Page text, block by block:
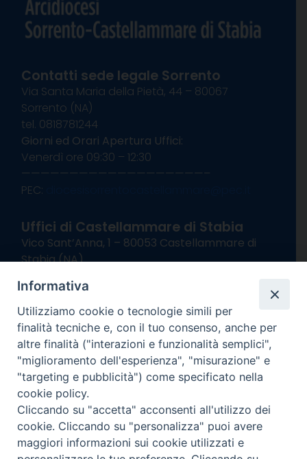
Contatti sede legale Sorrento
Via Santa Maria della Pietà, 44 – 80067
Sorrento (NA)
tel. 0818781244
Giorni ed Orari Apertura Uffici:
Venerdì ore 09:30 – 12:30
———————————————————–
PEC:
Uffici di Castellammare di Stabia
Vico Sant’Anna, 1 – 80053 Castellammare di
Stabia (NA)
Giorni ed Orari Apertura Uffici:
Lunedì e Mercoledì ore 09:00 – 13:00
Uffici Matrimoni:
Lunedì e Mercoledì ore 09:30 – 12:30
seguici su
Channel
Informativa Privacy
Informativa
Utilizziamo cookie o tecnologie simili per
finalità tecniche e, con il tuo consenso, anche per
altre finalità ("interazioni e funzionalità semplici",
"miglioramento dell'esperienza", "misurazione" e
"targeting e pubblicità") come specificato nella
cookie policy.
Cliccando su "accetta" acconsenti all'utilizzo dei
cookie. Cliccando su "personalizza" puoi avere
maggiori informazioni sui cookie utilizzati e